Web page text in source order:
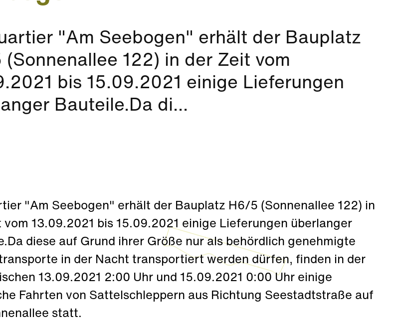
"Am Seebogen" erhält der Bauplatz
(Sonnenallee 122) in der Zeit vom
bis 15.09.2021 einige Lieferungen
Bauteile.Da di...
"Am Seebogen" erhält der Bauplatz H6/5 (Sonnenallee 122) in
vom 13.09.2021 bis 15.09.2021 einige Lieferungen überlanger
diese auf Grund ihrer Größe nur als behördlich genehmigte
in der Nacht transportiert werden dürfen, finden in der
13.09.2021 2:00 Uhr und 15.09.2021 0:00 Uhr einige
Fahrten von Sattelschleppern aus Richtung Seestadtstraße auf
statt.